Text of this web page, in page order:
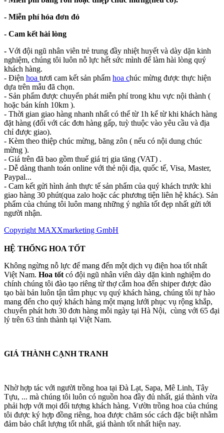
- Miễn phí hóa đơn đỏ
- Cam kết hài lòng
- Với đội ngũ nhân viên trẻ trung đầy nhiệt huyết và dày dặn kinh
nghiệm, chúng tôi luôn nỗ lực hết sức mình để làm hài lòng quý
khách hàng.
- Điện hoa tươi cam kết sản phẩm hoa chúc mừng được thực hiện
dựa trên mẫu đã chọn.
- Sản phẩm được chuyển phát miễn phí trong khu vực nội thành (
hoặc bán kính 10km ).
- Thời gian giao hàng nhanh nhất có thể từ 1h kể từ khi khách hàng
đặt hàng (đối với các đơn hàng gấp, tuỳ thuộc vào yêu cầu và địa
chỉ được giao).
- Kèm theo thiệp chúc mừng, băng zôn ( nếu có nội dung chúc
mừng ).
- Giá trên đã bao gồm thuế giá trị gia tăng (VAT) .
- Dễ dàng thanh toán online với thẻ nội địa, quốc tế, Visa, Master,
Paypal...
- Cam kết gửi hình ảnh thực tế sản phẩm của quý khách trước khi
giao hàng 30 phút(qua zalo hoặc các phương tiện liên hệ khác). Sản
phẩm của chúng tôi luôn mang những ý nghĩa tốt đẹp nhất gửi tới
người nhận.
Copyright MAXXmarketing GmbH
HỆ THỐNG HOA TỐT
Không ngừng nỗ lực để mang đến một dịch vụ điện hoa tốt nhất
Việt Nam. Hoa tốt có đội ngũ nhân viên dày dặn kinh nghiệm do
chính chúng tôi đào tạo riêng từ thợ cắm hoa đến shiper được đào
tạo bài bản luôn tận tâm phục vụ quý khách hàng, chúng tôi tự hào
mang đến cho quý khách hàng một mạng lưới phục vụ rộng khắp,
chuyển phát hơn 30 đơn hàng mỗi ngày tại Hà Nội, cùng với 65 đại
lý trên 63 tỉnh thành tại Việt Nam.
GIÁ THÀNH CẠNH TRANH
Nhờ hợp tác với người trồng hoa tại Đà Lạt, Sapa, Mê Linh, Tây
Tựu, ... mà chúng tôi luôn có nguồn hoa đầy đủ nhất, giá thành vừa
phải hợp với mọi đối tượng khách hàng. Vườn trồng hoa của chúng
tôi được ký hợp đồng riêng, hoa được chăm sóc cách đặc biệt nhằm
đảm bảo chất lượng tốt nhất, giá thành tốt nhất hiện nay.